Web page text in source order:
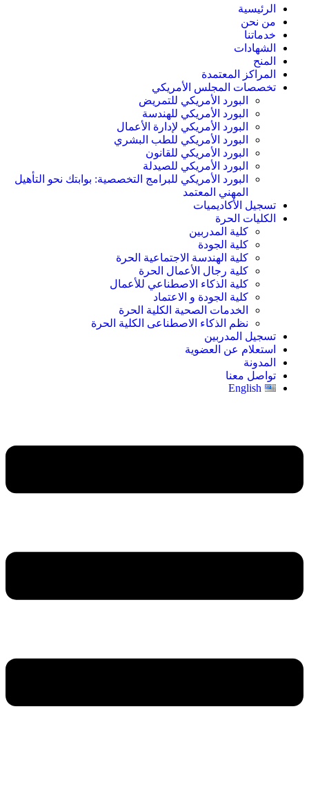
الرئيسية
من نحن
خدماتنا
الشهادات
المنح
المراكز المعتمدة
تخصصات المجلس الأمريكي
البورد الأمريكي للتمريض
البورد الأمريكي للهندسة
البورد الأمريكي لإدارة الأعمال
البورد الأمريكي للطب البشري
البورد الأمريكي للقانون
البورد الأمريكي للصيدلة
البورد الأمريكي للبرامج التخصصية: بوابتك نحو التأهيل
المهني المعتمد
تسجيل الأكاديميات
الكليات الحرة
كلية المدربين
كلية الجودة
كلية الهندسة الاجتماعية الحرة
كلية رجال الأعمال الحرة
كلية الذكاء الاصطناعي للأعمال
كلية الجودة و الاعتماد
الخدمات الصحية الكلية الحرة
نظم الذكاء الاصطناعى الكلية الحرة
تسجيل المدربين
استعلام عن العضوية
المدونة
تواصل معنا
English